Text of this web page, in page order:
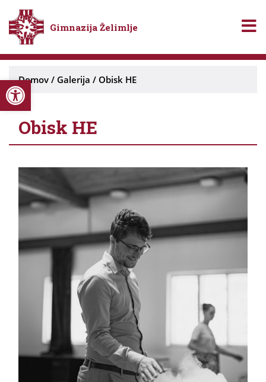
Open toolbar
Gimnazija Želimlje
Domov / Galerija / Obisk HE
Obisk HE